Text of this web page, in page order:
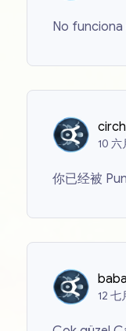
No funciona
10六
你已经被
12七